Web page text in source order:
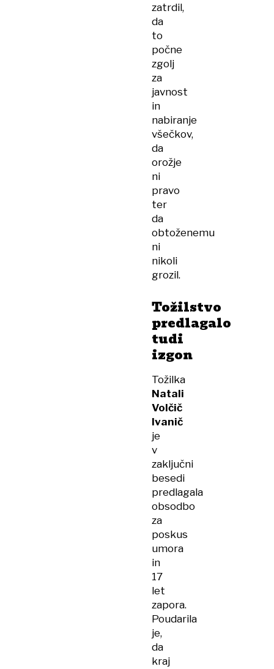
zatrdil,
da
to
počne
zgolj
za
javnost
in
nabiranje
všečkov,
da
orožje
ni
pravo
ter
da
obtoženemu
ni
nikoli
grozil.
Tožilstvo
predlagalo
tudi
izgon
Tožilka
Natali
Volčič
Ivanič
je
v
zaključni
besedi
predlagala
obsodbo
za
poskus
umora
in
17
let
zapora.
Poudarila
je,
da
kraj